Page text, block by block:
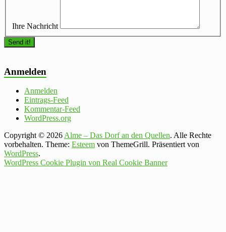
Ihre Nachricht
Anmelden
Anmelden
Eintrags-Feed
Kommentar-Feed
WordPress.org
Copyright © 2026 Alme – Das Dorf an den Quellen. Alle Rechte
vorbehalten. Theme: Esteem von ThemeGrill. Präsentiert von
WordPress.
WordPress Cookie Plugin von Real Cookie Banner